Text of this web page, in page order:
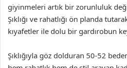
giyinmeleri artık bir zorunluluk
Şıklığı ve rahatlığı ön planda
kıyafetler ile dolu bir gardırobun
Şıklığıyla göz dolduran 50-52